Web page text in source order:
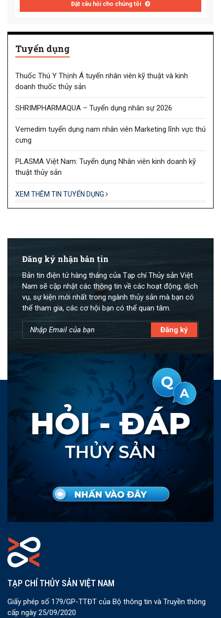
Đặt câu hỏi cho chúng tôi
Tuyển dụng
Thuốc Thú Y Thịnh Á tuyển nhân viên kỹ thuật và kinh
doanh thuốc thủy sản
SHRIMPHARMAQUA – Tuyển dụng nhân sự 2026
Vemedim tuyển dụng nam nhân viên Marketing lĩnh vực thú
cưng
PLASMA Việt Nam: Tuyển dụng Nhân viên kinh doanh kỹ
thuật thủy sản
XEM THÊM TIN TUYỂN DỤNG
Đăng ký nhận bản tin
Bản tin điện tử hàng tháng của Tạp chí Thủy sản Việt
Nam sẽ cập nhật các thông tin về các hoạt động, dịch
vụ, sự kiện mới nhất trong ngành thủy sản mà bạn có
thể tham gia, các cơ hội bạn có thể quan tâm.
TẠP CHÍ THỦY SẢN VIỆT NAM
Giấy phép số 179/GP-TTĐT của Bộ thông tin và Truyền thông
cấp ngày 25/09/2020